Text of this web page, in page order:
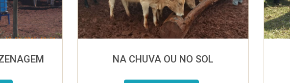
NA CHUVA OU NO SOL